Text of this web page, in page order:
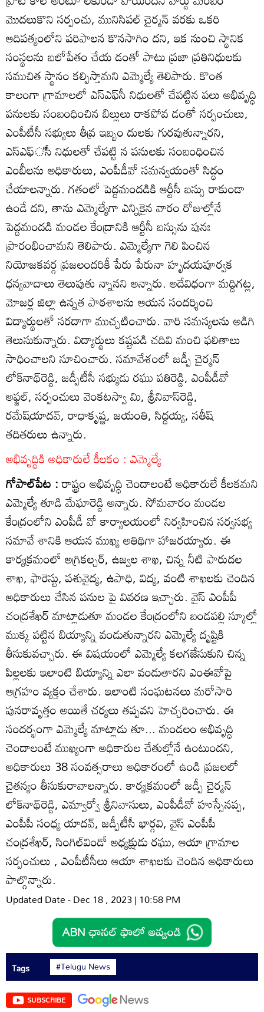
మొదలుకొని సర్పంచు, మునిసిపల్‌ చైర్మన్‌ వరకు ఒకరి
ఆదిపత్యంలోని పరిపాలన కొనసాగిం దని, ఇక నుంచి స్థానిక
సంస్థలను బలోపేతం చేయ డంతో పాటు ప్రజా ప్రతినిధులకు
సముచిత స్థానం కల్పిస్తామని ఎమ్మెల్యే తెలిపారు. కొంత
కాలంగా గ్రామాలలో ఎస్‌ఎఫ్‌సీ నిధులతో చేపట్టిన పలు అభివృద్ధి
పనులకు సంబంధించిన బిల్లులు రాకపోవ డంతో సర్పంచులు,
ఎంపీటీసీ సభ్యులు తీవ్ర ఇబ్బం దులకు గురవుతున్నారని,
ఎస్‌ఎఫ్‌ిసీ నిధులతో చేపట్టి న పనులకు సంబంధించిన
ఎంబీలను అధికారులు, ఎంపీడీవో సమన్వయంతో సిద్ధం
చేయాలన్నారు. గతంలో పెద్దమందడికి ఆర్టీసీ బస్సు రాకుండా
ఉండే దని, తాను ఎమ్మెల్యేగా ఎన్నికైన వారం రోజుల్లోనే
పెద్దమందడి మండల కేంద్రానికి ఆర్టీసీ బస్సును పునః
ప్రారంభించామని తెలిపారు. ఎమ్మెల్యేగా గెలి పించిన
నియోజకవర్గ ప్రజలందరికీ పేరు పేరునా హృదయపూర్వక
ధన్యవాదాలు తెలుపుతు న్నానని అన్నారు. అదేవిధంగా మద్దిగట్ల,
మోజర్ల జిల్లా ఉన్నత పాఠశాలను ఆయన సందర్శించి
విద్యార్థులతో సరదాగా ముచ్చటించారు. వారి సమస్యలను అడిగి
తెలుసుకున్నారు. విద్యార్థులు కష్టపడి చదివి మంచి ఫలితాలు
సాధించాలని సూచించారు. సమావేశంలో జడ్పీ చైర్మన్‌
లోక్‌నాథ్‌రెడ్డి, జడ్పీటీసీ సభ్యుడు రఘు పతిరెడ్డి, ఎంపీడీవో
అఫ్జల్‌, సర్పంచులు వెంకటస్వా మి, శ్రీనివాస్‌రెడ్డి,
రమేష్‌యాదవ్‌, రాధాకృష్ణ, జయంతి, సిద్దయ్య, సతీష్‌
తదితరులు ఉన్నారు.
అభివృద్ధికి అధికారులే కీలకం : ఎమ్మెల్యే
గోపాల్‌పేట :రాష్ట్రం అభివృద్ధి చెందాలంటే అధికారులే కీలకమని
ఎమ్మెల్యే తూడి మేఘారెడ్డి అన్నారు. సోమవారం మండల
కేంద్రంలోని ఎంపీడీ వో కార్యాలయంలో నిర్వహించిన సర్వసభ్య
సమావే శానికి ఆయన ముఖ్య అతిథిగా హాజరయ్యారు. ఈ
కార్యక్రమంలో అగ్రికల్చర్‌, ఉజ్వల శాఖ, చిన్న నీటి పారుదల
శాఖ, ఫారెస్టు, పశువైద్య, ఉపాధి, విద్య, వంటి శాఖలకు చెందిన
అధికారులు చేసిన పనుల పై వివరణ ఇచ్చారు. వైస్‌ ఎంపీపీ
చంద్రశేఖర్‌ మాట్లాడుతూ మండల కేంద్రంలోని బండపల్లి స్కూల్లో
ముక్క పట్టిన బియ్యాన్ని వండుతున్నారని ఎమ్మెల్యే దృష్టికి
తీసుకువచ్చారు. ఈ విషయంలో ఎమ్మెల్యే కలగజేసుకుని చిన్న
పిల్లలకు ఇలాంటి బియ్యాన్ని ఎలా వండుతారని ఎంఈవోపై
ఆగ్రహం వ్యక్తం చేశారు. ఇలాంటి సంఘటనలు మరోసారి
పునరావృత్తం అయితే చర్యలు తప్పవని హెచ్చరించారు. ఈ
సందర్భంగా ఎమ్మెల్యే మాట్లాడు తూ... మండలం అభివృద్ధి
చెందాలంటే ముఖ్యంగా అధికారుల చేతుల్లోనే ఉంటుందని,
అధికారులు 38 సంవత్సరాలు అధికారంలో ఉండి ప్రజలలో
చైతన్యం తీసుకురావాలన్నారు. కార్యక్రమంలో జడ్పీ చైర్మన్‌
లోక్‌నాథ్‌రెడ్డి, ఎమ్వార్వో శ్రీనివాసులు, ఎంపీడీవో హుస్సేనప్ప,
ఎంపీపీ సంధ్య యాదవ్‌, జడ్పీటీసీ భార్గవి, వైస్‌ ఎంపీపీ
చంద్రశేఖర్‌, సింగిల్‌విండో అధ్యక్షుడు రఘు, ఆయా గ్రామాల
సర్పంచులు , ఎంపీటీసీలు ఆయా శాఖలకు చెందిన అధికారులు
పాల్గొన్నారు.
Updated Date - Dec 18 , 2023 | 10:58 PM
Tags #Telugu News
SUBSCRIBE